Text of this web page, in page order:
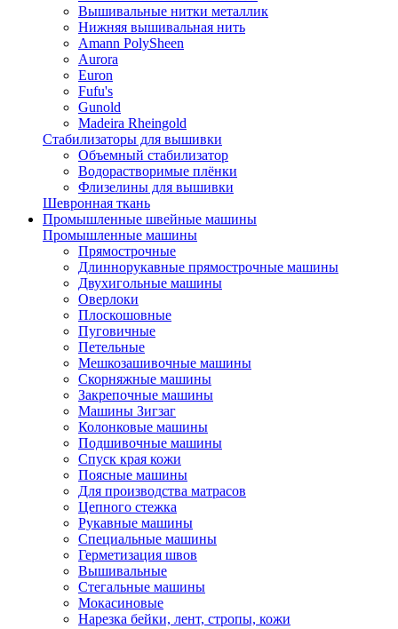
Вышивальные нитки металлик
Нижняя вышивальная нить
Amann PolySheen
Aurora
Euron
Fufu's
Gunold
Madeira Rheingold
Стабилизаторы для вышивки
Объемный стабилизатор
Водорастворимые плёнки
Флизелины для вышивки
Шевронная ткань
Промышленные швейные машины
Промышленные машины
Прямострочные
Длиннорукавные прямострочные машины
Двухигольные машины
Оверлоки
Плоскошовные
Пуговичные
Петельные
Мешкозашивочные машины
Скорняжные машины
Закрепочные машины
Машины Зигзаг
Колонковые машины
Подшивочные машины
Спуск края кожи
Поясные машины
Для производства матрасов
Цепного стежка
Рукавные машины
Специальные машины
Герметизация швов
Вышивальные
Стегальные машины
Мокасиновые
Нарезка бейки, лент, стропы, кожи